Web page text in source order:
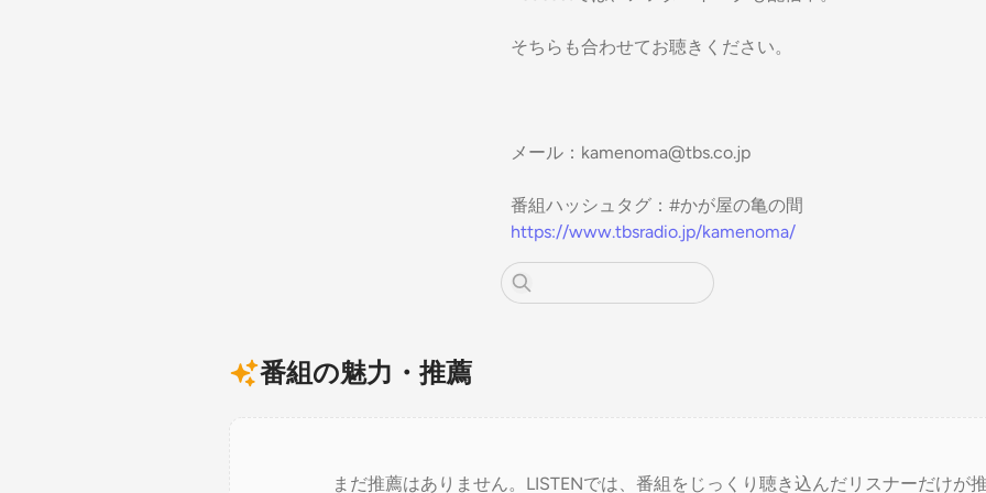
そちらも合わせてお聴きください。
メール：kamenoma@tbs.co.jp
番組ハッシュタグ：#かが屋の亀の間
https://www.tbsradio.jp/kamenoma/
番組の魅力・推薦
まだ推薦はありません。LISTENでは、番組をじっくり聴き込んだリスナーだけが